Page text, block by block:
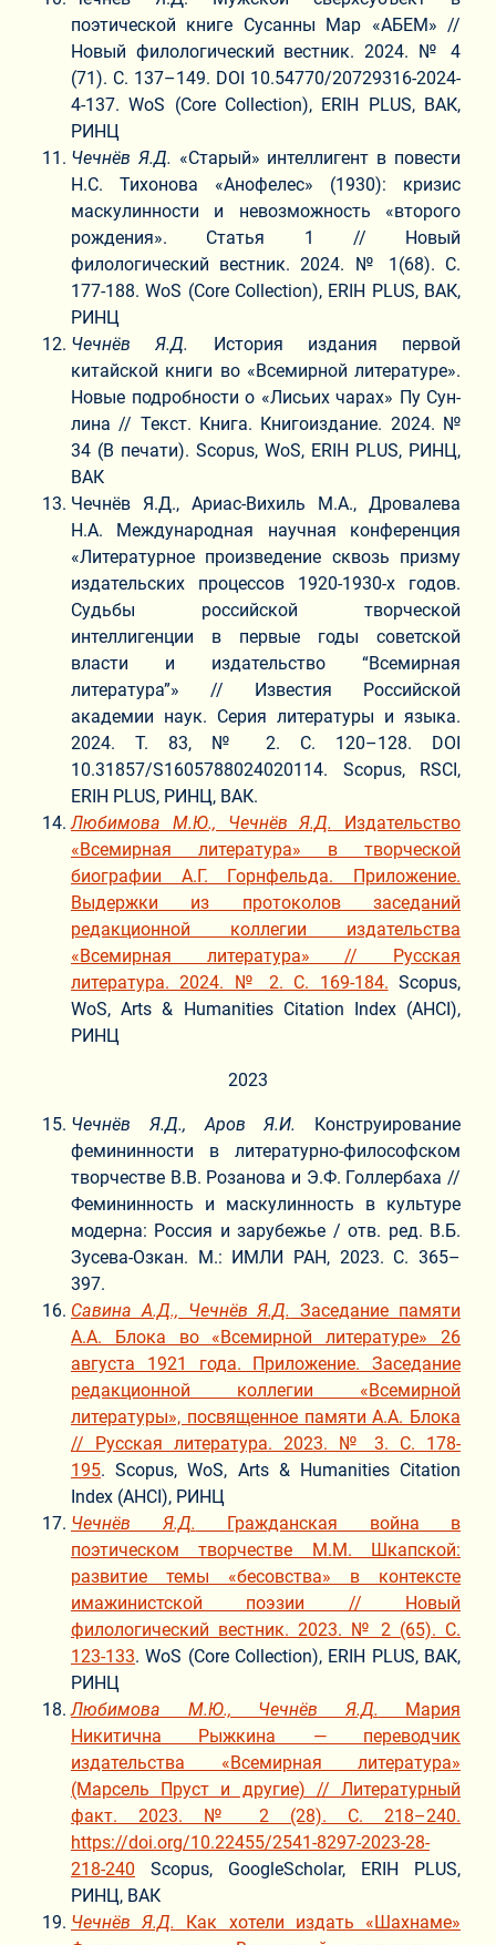
поэтической книге Сусанны Мар «АБЕМ» //
Новый филологический вестник. 2024. № 4
(71). С. 137–149. DOI 10.54770/20729316-2024-
4-137. WoS (Core Collection), ERIH PLUS, ВАК,
РИНЦ
Чечнёв Я.Д. «Старый» интеллигент в повести
Н.С. Тихонова «Анофелес» (1930): кризис
маскулинности и невозможность «второго
рождения». Статья 1 // Новый
филологический вестник. 2024. № 1(68). С.
177-188. WoS (Core Collection), ERIH PLUS, ВАК,
РИНЦ
Чечнёв Я.Д.
История издания первой
китайской книги во «Всемирной литературе».
Новые подробности о «Лисьих чарах» Пу Сун-
лина // Текст. Книга. Книгоиздание. 2024. №
34 (В печати). Scopus, WoS, ERIH PLUS, РИНЦ,
ВАК
Чечнёв Я.Д., Ариас-Вихиль М.А., Дровалева
Н.А. Международная научная конференция
«Литературное произведение сквозь призму
издательских процессов 1920-1930-х годов.
Судьбы российской творческой
интеллигенции в первые годы советской
власти и издательство “Всемирная
литература”» // Известия Российской
академии наук. Серия литературы и языка.
2024. Т. 83, № 2. С. 120–128. DOI
10.31857/S1605788024020114. Scopus, RSCI,
ERIH PLUS, РИНЦ, ВАК.
Любимова М.Ю., Чечнёв Я.Д.
Издательство
«Всемирная литература» в творческой
биографии А.Г. Горнфельда. Приложение.
Выдержки из протоколов заседаний
редакционной коллегии издательства
«Всемирная литература» // Русская
литература. 2024. № 2. С. 169-184. Scopus,
WoS, Arts & Humanities Citation Index (AHCI),
РИНЦ
2023
Чечнёв Я.Д., Аров Я.И.
Конструирование
фемининности в литературно-философском
творчестве В.В. Розанова и Э.Ф. Голлербаха //
Фемининность и маскулинность в культуре
модерна: Россия и зарубежье / отв. ред. В.Б.
Зусева-Озкан. М.: ИМЛИ РАН, 2023. С. 365–
397.
Савина А.Д., Чечнёв Я.Д. Заседание памяти
А.А. Блока во «Всемирной литературе» 26
августа 1921 года. Приложение. Заседание
редакционной коллегии «Всемирной
литературы», посвященное памяти А.А. Блока
// Русская литература. 2023. № 3. С. 178-
195. Scopus, WoS, Arts & Humanities Citation
Index (AHCI), РИНЦ
Чечнёв Я.Д. Гражданская война в
поэтическом творчестве М.М. Шкапской:
развитие темы «бесовства» в контексте
имажинистской поэзии // Новый
филологический вестник. 2023. № 2 (65). С.
123-133. WoS (Core Collection), ERIH PLUS, ВАК,
РИНЦ
Любимова М.Ю., Чечнёв Я.Д. Мария
Никитична Рыжкина — переводчик
издательства «Всемирная литература»
(Марсель Пруст и другие) // Литературный
факт. 2023. № 2 (28). С. 218–240.
https://doi.org/10.22455/2541-8297-2023-28-
218-240 Scopus, GoogleScholar, ERIH PLUS,
РИНЦ, ВАК
Чечнёв Я.Д.
Как хотели издать «Шахнаме»